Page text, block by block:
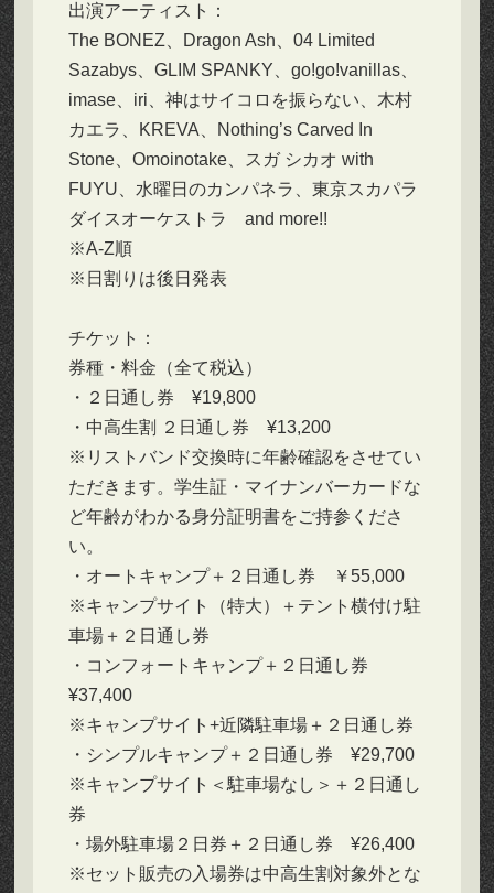
出演アーティスト：
The BONEZ、Dragon Ash、04 Limited
Sazabys、GLIM SPANKY、go!go!vanillas、
imase、iri、神はサイコロを振らない、木村
カエラ、KREVA、Nothing’s Carved In
Stone、Omoinotake、スガ シカオ with
FUYU、水曜日のカンパネラ、東京スカパラ
ダイスオーケストラ and more!!
※A-Z順
※日割りは後日発表
チケット：
券種・料金（全て税込）
・２日通し券 ¥19,800
・中高生割 ２日通し券 ¥13,200
※リストバンド交換時に年齢確認をさせてい
ただきます。学生証・マイナンバーカードな
ど年齢がわかる身分証明書をご持参くださ
い。
・オートキャンプ＋２日通し券 ￥55,000
※キャンプサイト（特大）＋テント横付け駐
車場＋２日通し券
・コンフォートキャンプ＋２日通し券
¥37,400
※キャンプサイト+近隣駐車場＋２日通し券
・シンプルキャンプ＋２日通し券 ¥29,700
※キャンプサイト＜駐車場なし＞＋２日通し
券
・場外駐車場２日券＋２日通し券 ¥26,400
※セット販売の入場券は中高生割対象外とな